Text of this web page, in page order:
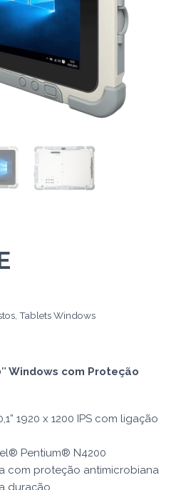
Tablets Windows
Windows com Proteção
1920 x 1200 IPS com ligação
Pentium® N4200
com proteção antimicrobiana
duração